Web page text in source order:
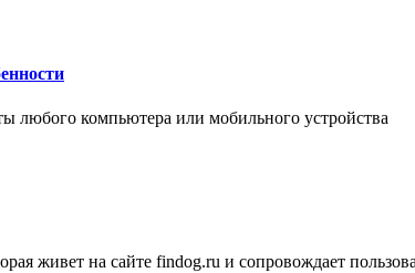
любого компьютера или мобильного устройства
живет на сайте findog.ru и сопровождает